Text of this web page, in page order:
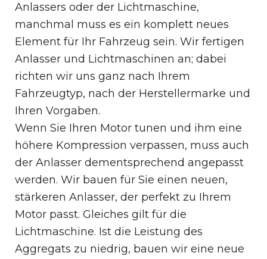
Anlassers oder der Lichtmaschine,
manchmal muss es ein komplett neues
Element für Ihr Fahrzeug sein. Wir fertigen
Anlasser und Lichtmaschinen an; dabei
richten wir uns ganz nach Ihrem
Fahrzeugtyp, nach der Herstellermarke und
Ihren Vorgaben.
Wenn Sie Ihren Motor tunen und ihm eine
höhere Kompression verpassen, muss auch
der Anlasser dementsprechend angepasst
werden. Wir bauen für Sie einen neuen,
stärkeren Anlasser, der perfekt zu Ihrem
Motor passt. Gleiches gilt für die
Lichtmaschine. Ist die Leistung des
Aggregats zu niedrig, bauen wir eine neue